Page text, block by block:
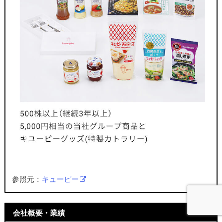
参照元： キューピー
会社概要・業績